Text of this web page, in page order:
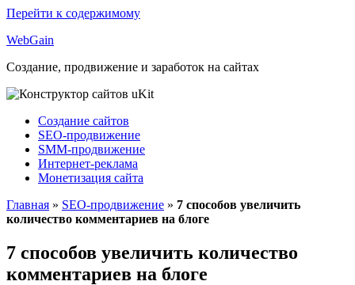
Перейти к содержимому
WebGain
Создание, продвижение и заработок на сайтах
Создание сайтов
SEO-продвижение
SMM-продвижение
Интернет-реклама
Монетизация сайта
Главная » SEO-продвижение » 7 способов увеличить
количество комментариев на блоге
7 способов увеличить количество
комментариев на блоге